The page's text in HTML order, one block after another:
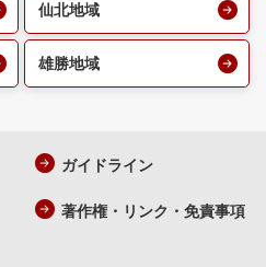
仙北地域
雄勝地域
ガイドライン
著作権・リンク・免責事項